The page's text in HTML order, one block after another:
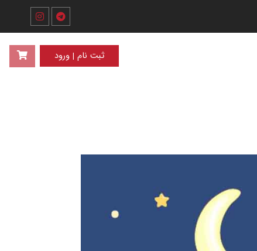
ثبت نام | ورود